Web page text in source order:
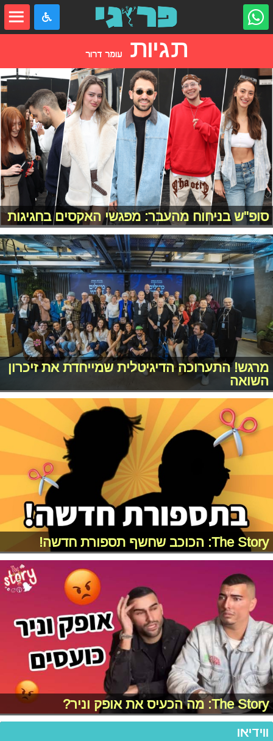
תגיות עומר דרור
סופ"ש בניחוח מהעבר: מפגשי האקסים בחגיגות
מרגש! התערוכה הדיגיטלית שמייחדת את זיכרון
השואה
The Story: הכוכב שחשף תספורת חדשה!
The Story: מה הכעיס את אופק וניר?
ווידיאו